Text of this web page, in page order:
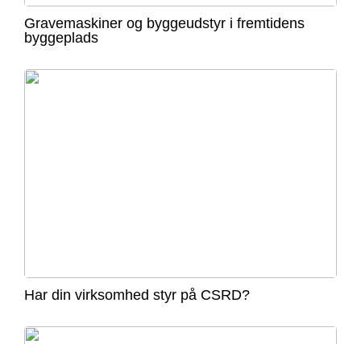
Gravemaskiner og byggeudstyr i fremtidens
byggeplads
Har din virksomhed styr på CSRD?